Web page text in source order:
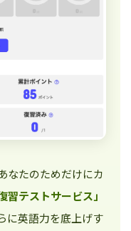
なたのためだけにカ
習テストサービス」
に英語力を底上げす